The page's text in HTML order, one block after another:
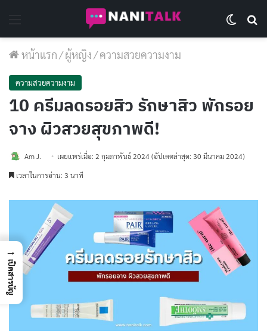
หน้าแรก/ผู้หญิง/ความสวยความงาม
ความสวยความงาม
10 ครีมลดรอยสิว รักษาสิว พักรอย
จาง ผิวสวยสุขภาพดี!
Am J. เผยแพร่เมื่อ: 2 กุมภาพันธ์ 2024 (อัปเดตล่าสุด: 30 มีนาคม 2024)
เวลาในการอ่าน: 3 นาที
→
เปิดสารบัญ